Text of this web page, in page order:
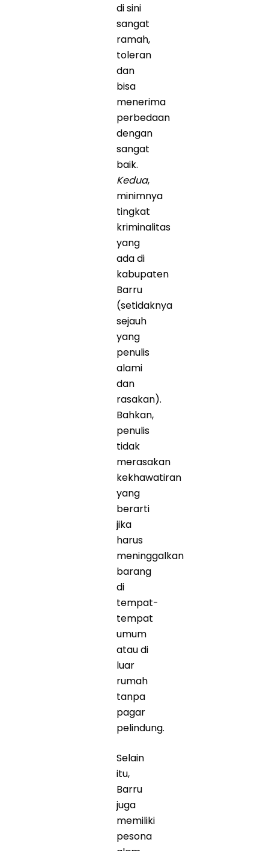
di sini
sangat
ramah,
toleran
dan
bisa
menerima
perbedaan
dengan
sangat
baik.
Kedua,
minimnya
tingkat
kriminalitas
yang
ada di
kabupaten
Barru
(setidaknya
sejauh
yang
penulis
alami
dan
rasakan).
Bahkan,
penulis
tidak
merasakan
kekhawatiran
yang
berarti
jika
harus
meninggalkan
barang
di
tempat-
tempat
umum
atau di
luar
rumah
tanpa
pagar
pelindung.
Selain
itu,
Barru
juga
memiliki
pesona